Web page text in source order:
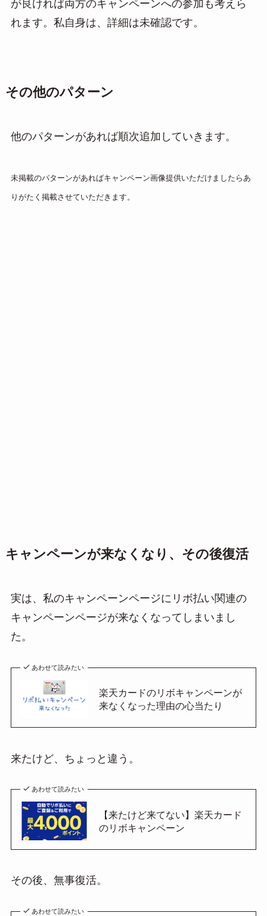
が良ければ両方のキャンペーンへの参加も考えら
れます。私自身は、詳細は未確認です。
その他のパターン
他のパターンがあれば順次追加していきます。
未掲載のパターンがあればキャンペーン画像提供いただけましたらあ
りがたく掲載させていただきます。
キャンペーンが来なくなり、その後復活
実は、私のキャンペーンページにリボ払い関連の
キャンペーンページが来なくなってしまいまし
た。
あわせて読みたい
楽天カードのリボキャンペーンが
来なくなった理由の心当たり
来たけど、ちょっと違う。
あわせて読みたい
【来たけど来てない】楽天カード
のリボキャンペーン
その後、無事復活。
あわせて読みたい